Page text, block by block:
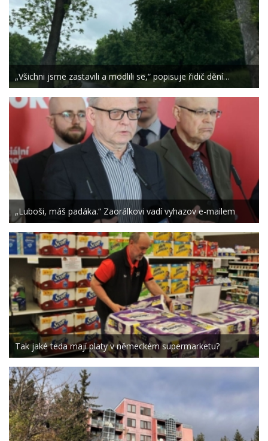
„Všichni jsme zastavili a modlili se,“ popisuje řidič dění…
„Luboši, máš padáka.“ Zaorálkovi vadí vyhazov e-mailem
Tak jaké teda mají platy v německém supermarketu?